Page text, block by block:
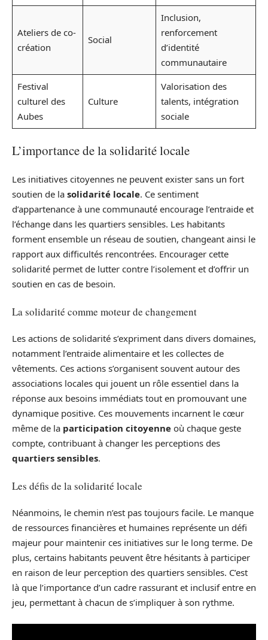
Ateliers de co-
création
Social
Inclusion,
renforcement
d’identité
communautaire
Festival
culturel des
Aubes
Culture
Valorisation des
talents, intégration
sociale
L’importance de la solidarité locale
Les initiatives citoyennes ne peuvent exister sans un fort
soutien de la solidarité locale. Ce sentiment
d’appartenance à une communauté encourage l’entraide et
l’échange dans les quartiers sensibles. Les habitants
forment ensemble un réseau de soutien, changeant ainsi le
rapport aux difficultés rencontrées. Encourager cette
solidarité permet de lutter contre l’isolement et d’offrir un
soutien en cas de besoin.
La solidarité comme moteur de changement
Les actions de solidarité s’expriment dans divers domaines,
notamment l’entraide alimentaire et les collectes de
vêtements. Ces actions s’organisent souvent autour des
associations locales qui jouent un rôle essentiel dans la
réponse aux besoins immédiats tout en promouvant une
dynamique positive. Ces mouvements incarnent le cœur
même de la participation citoyenne où chaque geste
compte, contribuant à changer les perceptions des
quartiers sensibles.
Les défis de la solidarité locale
Néanmoins, le chemin n’est pas toujours facile. Le manque
de ressources financières et humaines représente un défi
majeur pour maintenir ces initiatives sur le long terme. De
plus, certains habitants peuvent être hésitants à participer
en raison de leur perception des quartiers sensibles. C’est
là que l’importance d’un cadre rassurant et inclusif entre en
jeu, permettant à chacun de s’impliquer à son rythme.